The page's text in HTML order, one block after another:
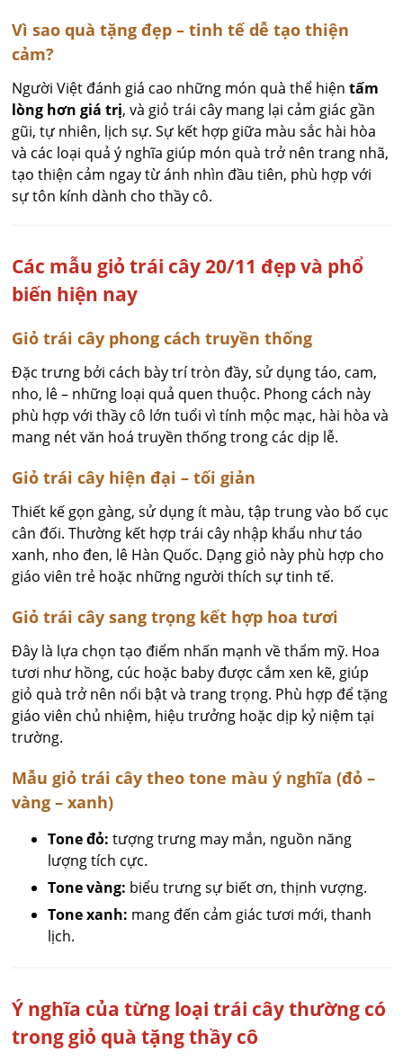
Vì sao quà tặng đẹp – tinh tế dễ tạo thiện
cảm?
Người Việt đánh giá cao những món quà thể hiệntấm
lòng hơn giá trị, và giỏ trái cây mang lại cảm giác gần
gũi, tự nhiên, lịch sự. Sự kết hợp giữa màu sắc hài hòa
và các loại quả ý nghĩa giúp món quà trở nên trang nhã,
tạo thiện cảm ngay từ ánh nhìn đầu tiên, phù hợp với
sự tôn kính dành cho thầy cô.
Các mẫu giỏ trái cây 20/11 đẹp và phổ
biến hiện nay
Giỏ trái cây phong cách truyền thống
Đặc trưng bởi cách bày trí tròn đầy, sử dụng táo, cam,
nho, lê – những loại quả quen thuộc. Phong cách này
phù hợp với thầy cô lớn tuổi vì tính mộc mạc, hài hòa và
mang nét văn hoá truyền thống trong các dịp lễ.
Giỏ trái cây hiện đại – tối giản
Thiết kế gọn gàng, sử dụng ít màu, tập trung vào bố cục
cân đối. Thường kết hợp trái cây nhập khẩu như táo
xanh, nho đen, lê Hàn Quốc. Dạng giỏ này phù hợp cho
giáo viên trẻ hoặc những người thích sự tinh tế.
Giỏ trái cây sang trọng kết hợp hoa tươi
Đây là lựa chọn tạo điểm nhấn mạnh về thẩm mỹ. Hoa
tươi như hồng, cúc hoặc baby được cắm xen kẽ, giúp
giỏ quà trở nên nổi bật và trang trọng. Phù hợp để tặng
giáo viên chủ nhiệm, hiệu trưởng hoặc dịp kỷ niệm tại
trường.
Mẫu giỏ trái cây theo tone màu ý nghĩa (đỏ –
vàng – xanh)
Tone đỏ: tượng trưng may mắn, nguồn năng
lượng tích cực.
Tone vàng: biểu trưng sự biết ơn, thịnh vượng.
Tone xanh: mang đến cảm giác tươi mới, thanh
lịch.
Ý nghĩa của từng loại trái cây thường có
trong giỏ quà tặng thầy cô